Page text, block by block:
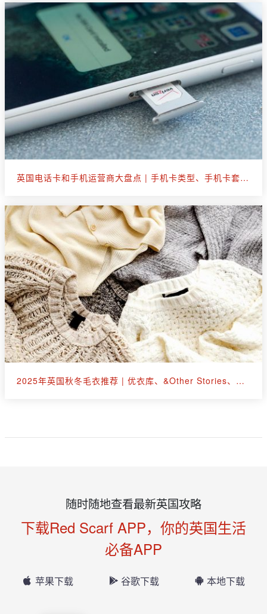
英国电话卡和手机运营商大盘点 | 手机卡类型、手机卡套餐选购
2025年英国秋冬毛衣推荐 | 优衣库、&Other Stories、拉夫劳伦等30+款
随时随地查看最新英国攻略
下载Red Scarf APP，你的英国生活
必备APP
苹果下载 谷歌下载 本地下载